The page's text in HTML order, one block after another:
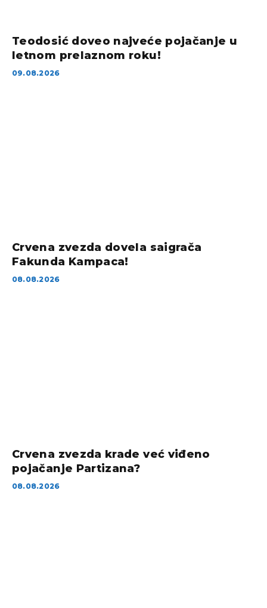
Teodosić doveo najveće pojačanje u
letnom prelaznom roku!
09.08.2026
Crvena zvezda dovela saigrača
Fakunda Kampaca!
08.08.2026
Crvena zvezda krade već viđeno
pojačanje Partizana?
08.08.2026